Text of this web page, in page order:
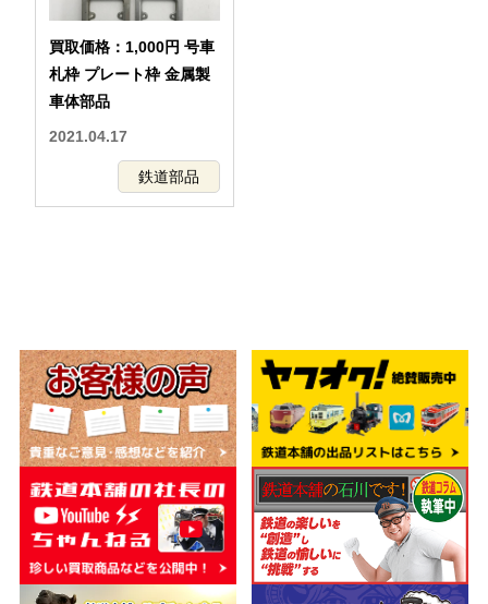
買取価格：1,000円 号車
札枠 プレート枠 金属製
車体部品
2021.04.17
鉄道部品